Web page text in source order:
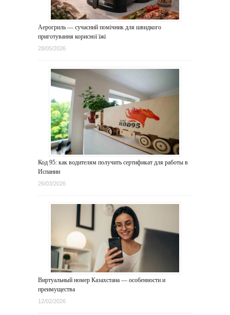
Аерогриль — сучасний помічник для швидкого
приготування корисної їжі
28/05/2026
Код 95: как водителям получить сертификат для работы в
Испании
26/03/2026
Виртуальный номер Казахстана — особенности и
преимущества
12/02/2026